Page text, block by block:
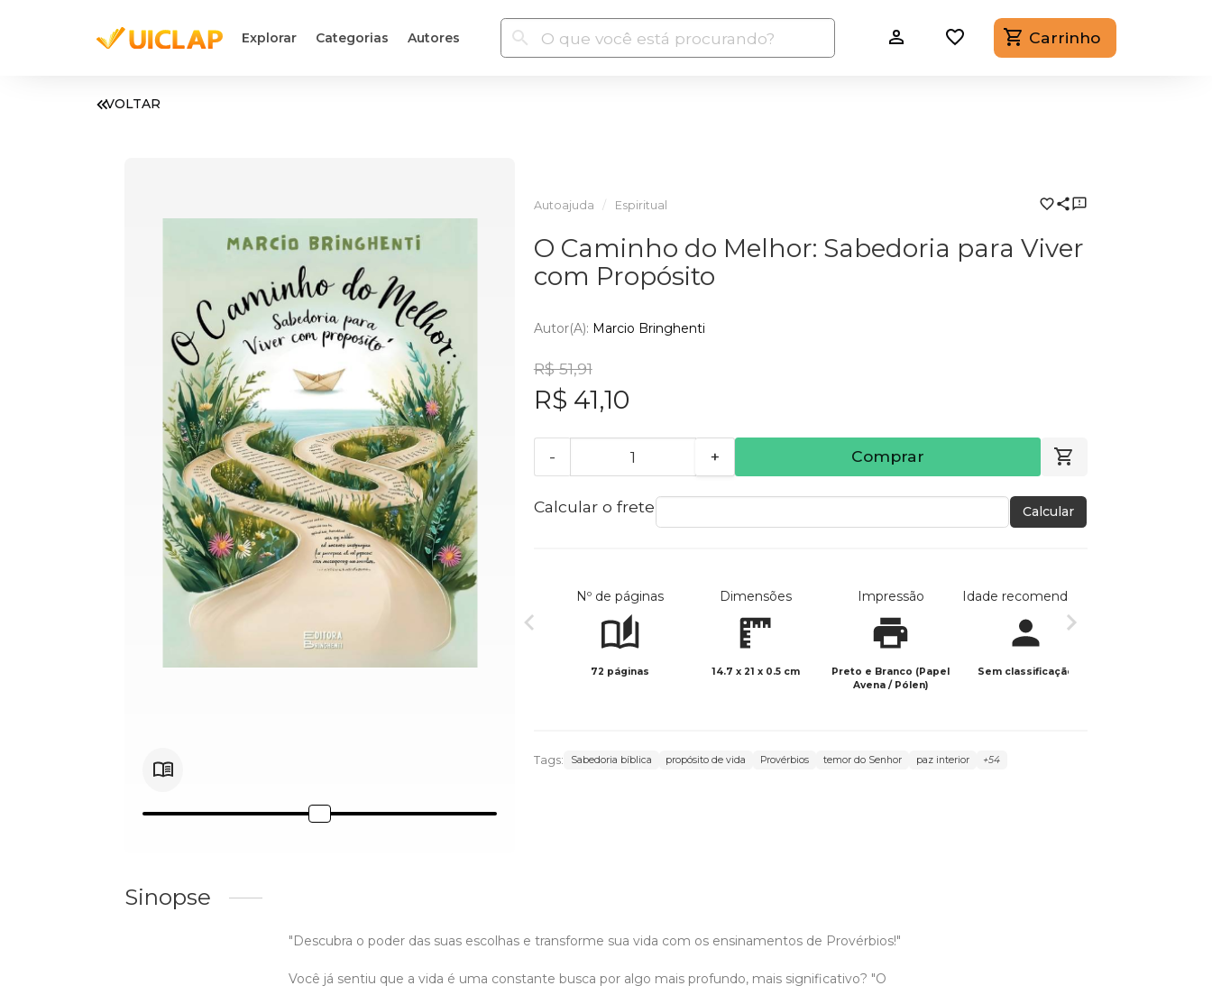
Explorar Categorias Autores Carrinho
VOLTAR
Autoajuda Espiritual
O Caminho do Melhor: Sabedoria para Viver
com Propósito
Autor(a): Marcio Bringhenti
R$ 51,91
R$ 41,10
- + Comprar
Calcular o frete Calcular
Nº de páginas
72 páginas
Dimensões
14.7 x 21 x 0.5 cm
Impressão
Preto e Branco (Papel
Avena / Pólen)
Idade recomendada
Sem classificação
Tags: Sabedoria bíblica propósito de vida Provérbios temor do Senhor paz interior +54
Sinopse
"Descubra o poder das suas escolhas e transforme sua vida com os ensinamentos de Provérbios!"
Você já sentiu que a vida é uma constante busca por algo mais profundo, mais significativo? "O